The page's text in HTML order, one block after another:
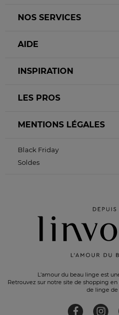
L'amour du beau linge est
Retrouvez sur notre site de shopping
de linge de
NOS SERVICES
AIDE
INSPIRATION
LES PROS
MENTIONS LÉGALES
Black Friday
Soldes